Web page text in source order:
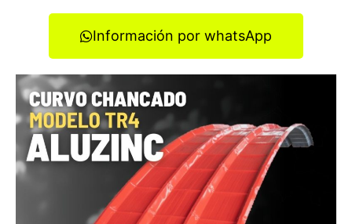
Información por whatsApp